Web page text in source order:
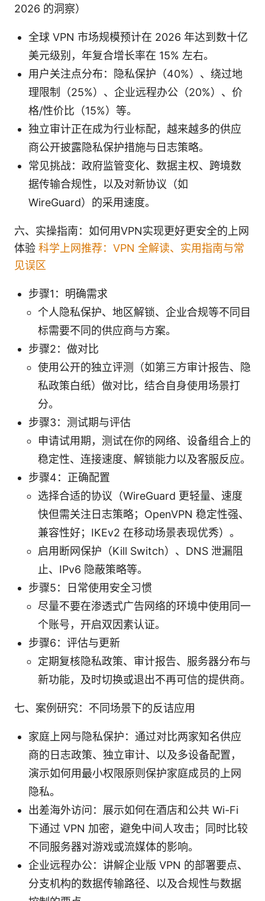
2026 的洞察）
全球 VPN 市场规模预计在 2026 年达到数十亿
美元级别，年复合增长率在 15% 左右。
用户关注点分布：隐私保护（40%）、绕过地
理限制（25%）、企业远程办公（20%）、价
格/性价比（15%）等。
独立审计正在成为行业标配，越来越多的供应
商公开披露隐私保护措施与日志策略。
常见挑战：政府监管变化、数据主权、跨境数
据传输合规性，以及对新协议（如
WireGuard）的采用速度。
六、实操指南：如何用VPN实现更好更安全的上网
体验 科学上网推荐：VPN 全解读、实用指南与常
见误区
步骤1：明确需求
个人隐私保护、地区解锁、企业合规等不同目
标需要不同的供应商与方案。
步骤2：做对比
使用公开的独立评测（如第三方审计报告、隐
私政策白纸）做对比，结合自身使用场景打
分。
步骤3：测试期与评估
申请试用期，测试在你的网络、设备组合上的
稳定性、连接速度、解锁能力以及客服反应。
步骤4：正确配置
选择合适的协议（WireGuard 更轻量、速度
快但需关注日志策略；OpenVPN 稳定性强、
兼容性好；IKEv2 在移动场景表现优秀）。
启用断网保护（Kill Switch）、DNS 泄漏阻
止、IPv6 隐蔽策略等。
步骤5：日常使用安全习惯
尽量不要在渗透式广告网络的环境中使用同一
个账号，开启双因素认证。
步骤6：评估与更新
定期复核隐私政策、审计报告、服务器分布与
新功能，及时切换或退出不再可信的提供商。
七、案例研究：不同场景下的反诘应用
家庭上网与隐私保护：通过对比两家知名供应
商的日志政策、独立审计、以及多设备配置，
演示如何用最小权限原则保护家庭成员的上网
隐私。
出差海外访问：展示如何在酒店和公共 Wi-Fi
下通过 VPN 加密，避免中间人攻击；同时比较
不同服务器对游戏或流媒体的影响。
企业远程办公：讲解企业版 VPN 的部署要点、
分支机构的数据传输路径、以及合规性与数据